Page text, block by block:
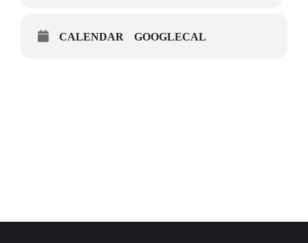
CALENDAR GOOGLECAL